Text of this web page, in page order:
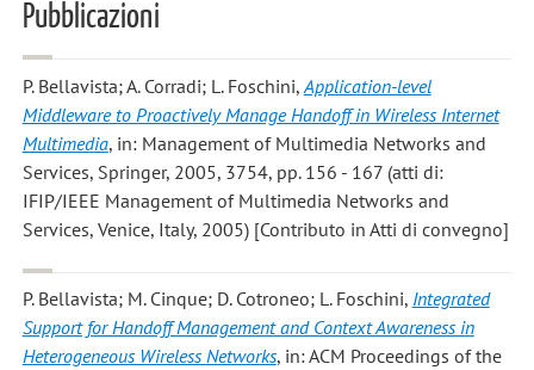
Pubblicazioni
P. Bellavista; A. Corradi; L. Foschini,Application-level
Middleware to Proactively Manage Handoff in Wireless Internet
Multimedia, in: Management of Multimedia Networks and
Services, Springer, 2005, 3754, pp. 156 - 167 (atti di:
IFIP/IEEE Management of Multimedia Networks and
Services, Venice, Italy, 2005) [Contributo in Atti di convegno]
P. Bellavista; M. Cinque; D. Cotroneo; L. Foschini, Integrated
Support for Handoff Management and Context Awareness in
Heterogeneous Wireless Networks, in: ACM Proceedings of the